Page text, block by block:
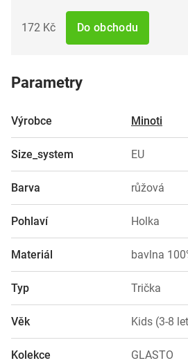
172 Kč Do obchodu
Parametry
Výrobce Minoti
Size_system EU
Barva růžová
Pohlaví Holka
Materiál bavlna
Typ Trička
Věk Kids (3-8
Kolekce GLASTO